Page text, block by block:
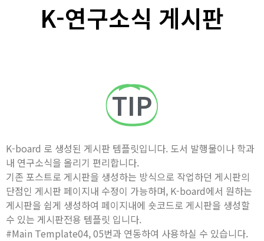
K-연구소식 게시판
TIP
K-board 로 생성된 게시판 템플릿입니다. 도서 발행물이나 학과
내 연구소식을 올리기 편리합니다.
기존 포스트로 게시판을 생성하는 방식으로 작업하던 게시판의
단점인 게시판 페이지내 수정이 가능하며, K-board에서 원하는
게시판을 쉽게 생성하여 페이지내에 숏코드로 게시판을 생성할
수 있는 게시판전용 템플릿 입니다.
#Main Template04, 05번과 연동하여 사용하실 수 있습니다.